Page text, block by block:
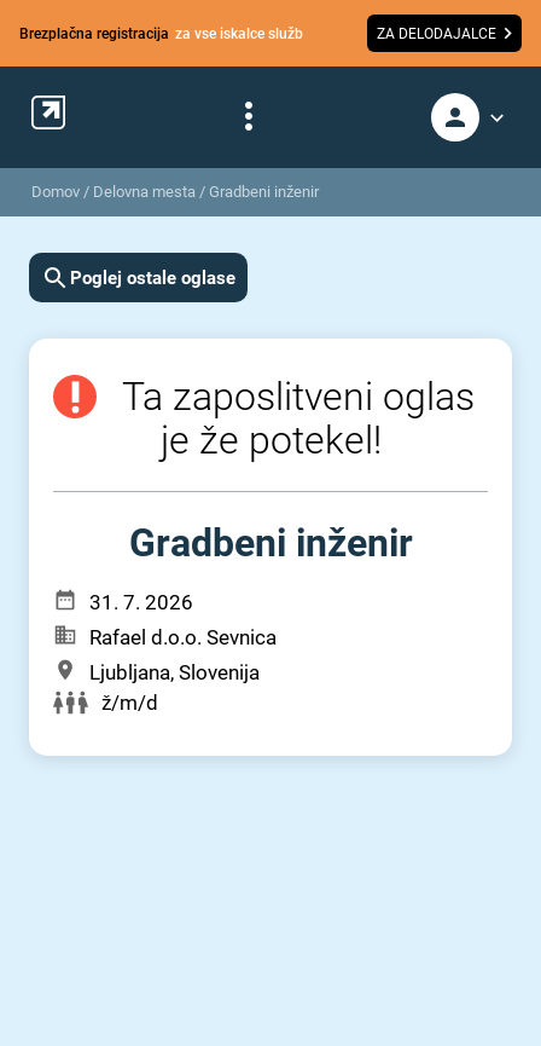
Brezplačna registracija za vse iskalce služb ZA DELODAJALCE
Domov / Delovna mesta / Gradbeni inženir
Poglej ostale oglase
Ta zaposlitveni oglas
je že potekel!
Gradbeni inženir
31. 7. 2026
Rafael d.o.o. Sevnica
Ljubljana, Slovenija
ž/m/d